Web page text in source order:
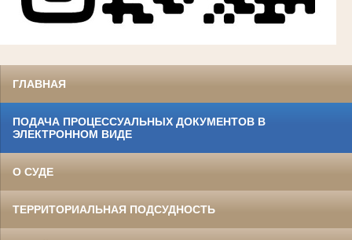
ГЛАВНАЯ
ПОДАЧА ПРОЦЕССУАЛЬНЫХ ДОКУМЕНТОВ В
ЭЛЕКТРОННОМ ВИДЕ
О СУДЕ
ТЕРРИТОРИАЛЬНАЯ ПОДСУДНОСТЬ